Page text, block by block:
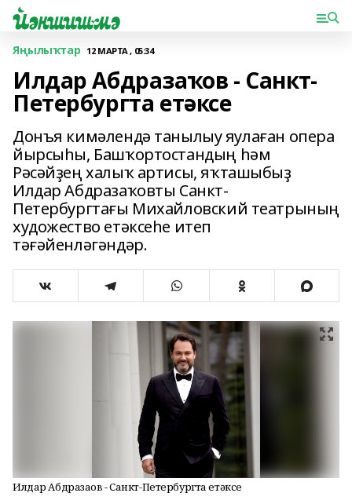
Яңылыҡтар 12 МАРТА , 05:34
Илдар Абдразаҡов - Санкт-
Петербургта етәксе
Донъя кимәлендә танылыу яулаған опера
йырсыһы, Башҡортостандың һәм
Рәсәйҙең халыҡ артисы, яҡташыбыҙ
Илдар Абдразаҡовты Санкт-
Петербургтағы Михайловский театрының
художество етәксеһе итеп
тәғәйенләгәндәр.
Илдар Абдразаҡов - Санкт-Петербургта етәксе